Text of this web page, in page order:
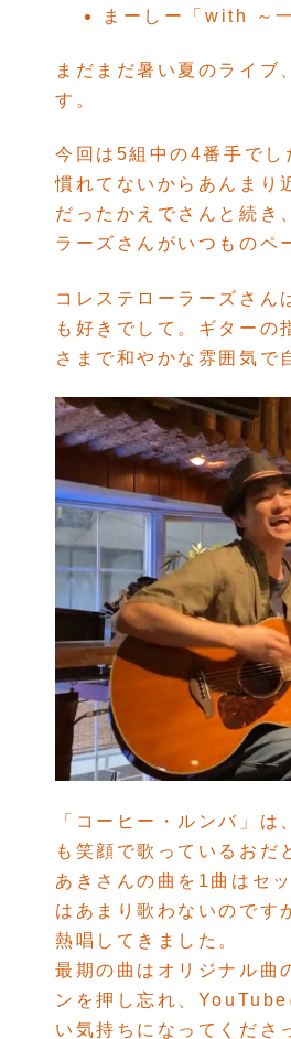
まーしー「with ～
まだまだ暑い夏のライブ
す。
今回は5組中の4番手でし
慣れてないからあんまり
だったかえでさんと続き
ラーズさんがいつものペ
コレステローラーズさん
も好きでして。ギターの
さまで和やかな雰囲気で
「コーヒー・ルンバ」
も笑顔で歌っているおだ
あきさんの曲を1曲はセ
はあまり歌わないのです
熱唱してきました。
最期の曲はオリジナル曲
ンを押し忘れ、
い気持ちになってくださ